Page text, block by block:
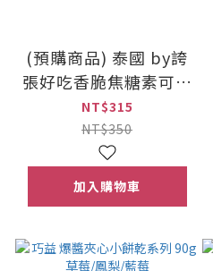
(預購商品) 泰國 by誇
張好吃香脆焦糖素可泰
芋頭脆片 200g
NT$315
NT$350
加入購物車